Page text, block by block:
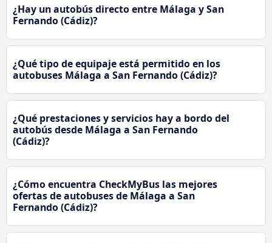
¿Hay un autobús directo entre Málaga y San
Fernando (Cádiz)?
¿Qué tipo de equipaje está permitido en los
autobuses Málaga a San Fernando (Cádiz)?
¿Qué prestaciones y servicios hay a bordo del
autobús desde Málaga a San Fernando
(Cádiz)?
¿Cómo encuentra CheckMyBus las mejores
ofertas de autobuses de Málaga a San
Fernando (Cádiz)?